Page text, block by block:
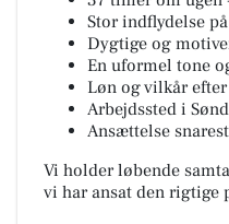
Stor indflydelse
Dygtige og
En uformel tone
Løn og vilkår
Arbejdssted i
Ansættelse
Vi holder løbende
vi har ansat den rigtige